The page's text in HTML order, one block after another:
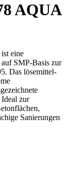
AQUA
ist eine
SMP-Basis zur
Das lösemittel-
zur
Sanierungen